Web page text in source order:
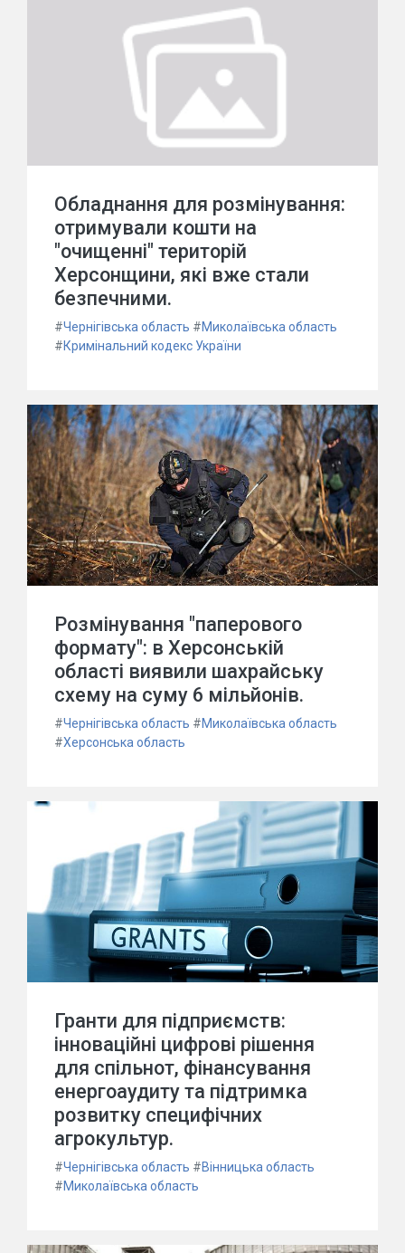
Обладнання для розмінування:
отримували кошти на
"очищенні" територій
Херсонщини, які вже стали
безпечними.
#Чернігівська область #Миколаївська область
#Кримінальний кодекс України
Розмінування "паперового
формату": в Херсонській
області виявили шахрайську
схему на суму 6 мільйонів.
#Чернігівська область #Миколаївська область
#Херсонська область
Гранти для підприємств:
інноваційні цифрові рішення
для спільнот, фінансування
енергоаудиту та підтримка
розвитку специфічних
агрокультур.
#Чернігівська область #Вінницька область
#Миколаївська область